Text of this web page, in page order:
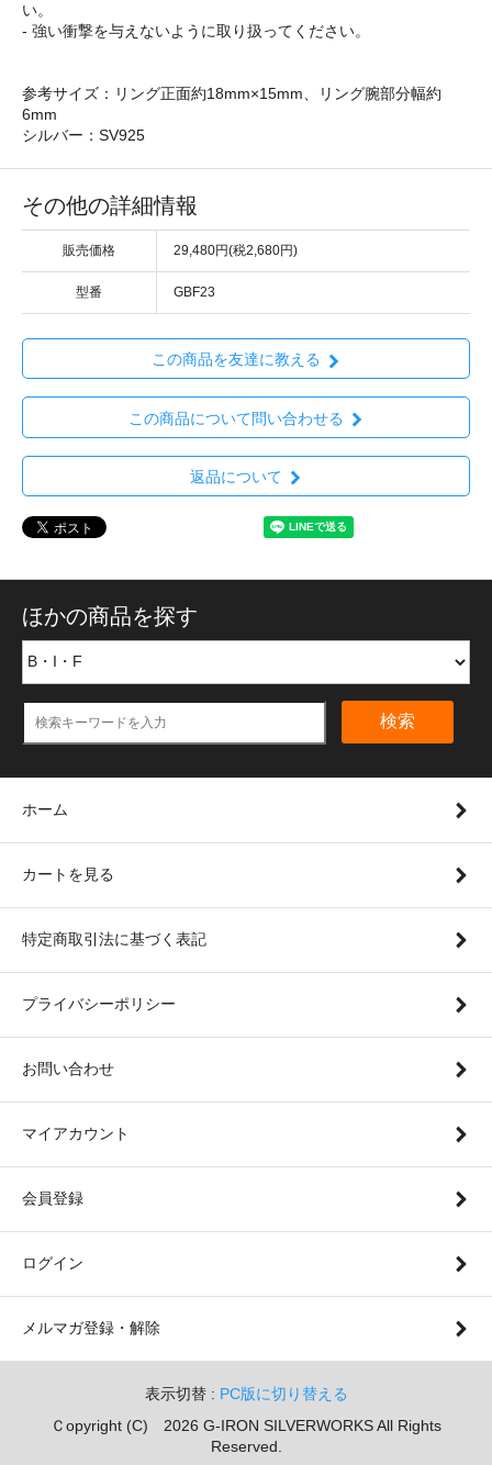
い。
- 強い衝撃を与えないように取り扱ってください。
参考サイズ：リング正面約18mm×15mm、リング腕部分幅約
6mm
シルバー：SV925
その他の詳細情報
販売価格 29,480円(税2,680円)
型番 GBF23
この商品を友達に教える
この商品について問い合わせる
返品について
ほかの商品を探す
検索
ホーム
カートを見る
特定商取引法に基づく表記
プライバシーポリシー
お問い合わせ
マイアカウント
会員登録
ログイン
メルマガ登録・解除
表示切替 : PC版に切り替える
Ｃopyright (C) 2026 G-IRON SILVERWORKS All Rights
Reserved.